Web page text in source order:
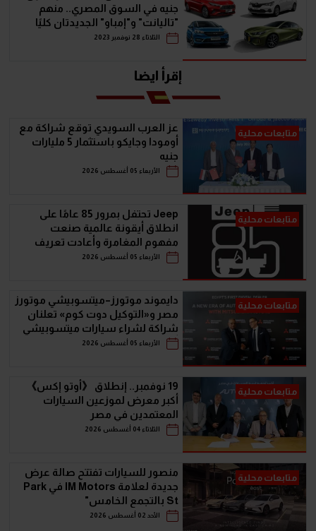
جنيه في السوق المصري.. منهم
"تاليانت" و"إمباو" الجديدتان كليًا
الثلاثاء 28 نوفمبر 2023
إقرأ ايضا
متابعات محلية
عز العرب السويدي توقع شراكة مع
أومودا وجايكو باستثمار 5 مليارات
جنيه
الأربعاء 05 أغسطس 2026
متابعات محلية
Jeep تحتفل بمرور 85 عامًا على
انطلاق أيقونة عالمية صنعت
مفهوم المغامرة وأعادت تعريف
سيارات الـ SUV
الأربعاء 05 أغسطس 2026
متابعات محلية
دايموند موتورز–ميتسوبيشي موتورز
مصر و«التوكيل دوت كوم» تعلنان
شراكة لشراء سيارات ميتسوبيشي
أونلاين
الأربعاء 05 أغسطس 2026
متابعات محلية
19 نوفمبر.. إنطلاق 《أوتو إكس》
أكبر معرض لموزعين السيارات
المعتمدين في مصر
الثلاثاء 04 أغسطس 2026
متابعات محلية
منصور للسيارات تفتتح صالة عرض
جديدة لعلامة IM Motors في Park
St بالتجمع الخامس"
الأحد 02 أغسطس 2026